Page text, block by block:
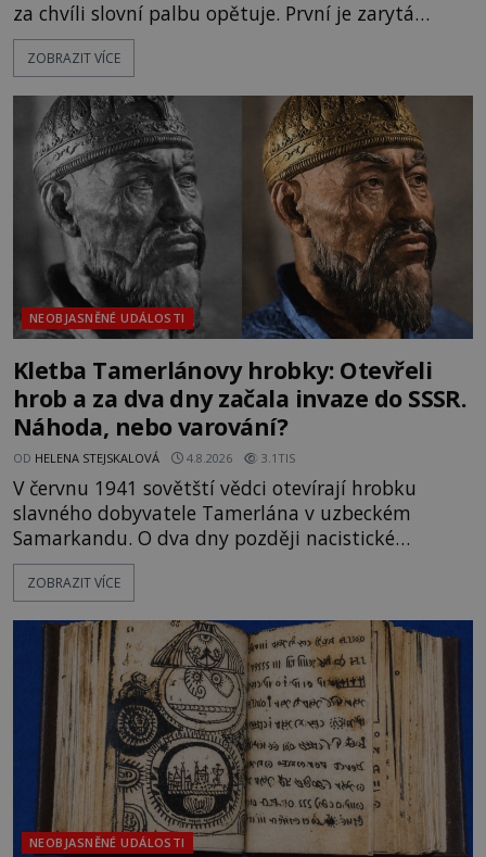
za chvíli slovní palbu opětuje. První je zarytá
katolička, druhá přesvědčená kališnice. A každá z
nich se usídlí na jedné z věží slavného hradu
mezi vůdce protihusitského boje. Za manželku má
skutečně jistou
ZOBRAZIT VÍCE
NEOBJASNĚNÉ UDÁLOSTI
Kletba Tamerlánovy hrobky: Otevřeli
hrob a za dva dny začala invaze do SSSR.
Náhoda, nebo varování?
OD HELENA STEJSKALOVÁ 4.8.2026 3.1TIS
V červnu 1941 sovětští vědci otevírají hrobku
slavného dobyvatele Tamerlána v uzbeckém
Samarkandu. O dva dny později nacistické
Německo zahajuje operaci Barbarossa a napadá
Sovětský svaz. Shoda dat je natolik zarážející, že se
na legendě něco pravdy, nebo jde jen o fascinující
souhru okolností? Když antropolog Michail
Gerasimov (1907-1970) a
ZOBRAZIT VÍCE
NEOBJASNĚNÉ UDÁLOSTI